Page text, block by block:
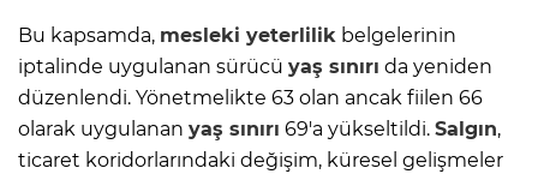
Bu kapsamda, mesleki yeterlilik belgelerinin
iptalinde uygulanan sürücü yaş sınırı da yeniden
düzenlendi. Yönetmelikte 63 olan ancak fiilen 66
olarak uygulanan yaş sınırı 69'a yükseltildi. Salgın,
ticaret koridorlarındaki değişim, küresel gelişmeler